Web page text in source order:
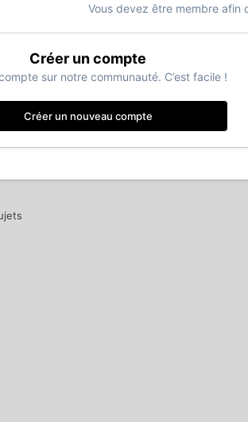
Vous devez être membre afin
Créer un compte
sur notre communauté. C’est facile !
Créer un nouveau compte